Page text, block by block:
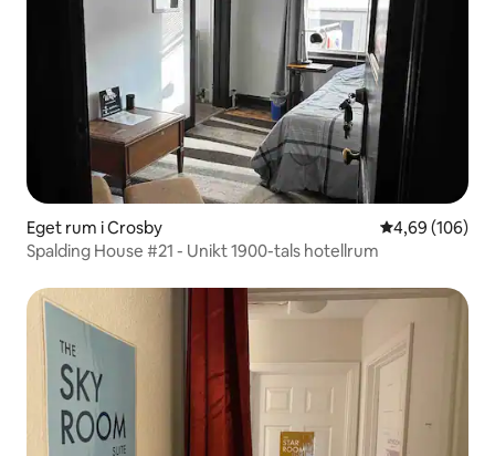
Eget rum i Crosby 4,69 av 5 i
4,69 (106)
Spalding House #21 - Unikt 1900-tals hotellrum